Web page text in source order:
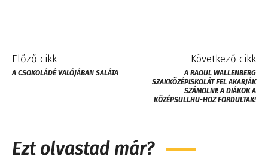
Előző cikk
A CSOKOLÁDÉ VALÓJÁBAN SALÁTA
Következő cikk
A RAOUL WALLENBERG
SZAKKÖZÉPISKOLÁT FEL AKARJÁK
SZÁMOLNI! A DIÁKOK A
KÖZÉPSULI.HU-HOZ FORDULTAK!
Ezt olvastad már?